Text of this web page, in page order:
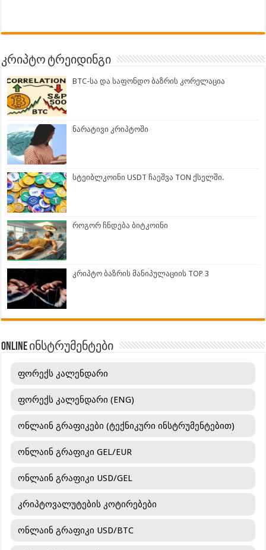
კრიპტო ტრეიდინგი
BTC-სა და საფონდო ბაზრის კორელაცია
ნარატივი კრიპტოში
სტეიბლკოინი USDT ჩაეშვა TON ქსელში.
როგორ ჩნდება ბიტკოინი
კრიპტო ბაზრის მანიპულაციის TOP 3
ONLINE ინსტრუმენტები
ფორექს კალენდარი
ფორექს კალენდარი (ENG)
ონლაინ გრაფიკები (ტექნიკური ინსტრუმენტებით)
ონლაინ გრაფიკი GEL/EUR
ონლაინ გრაფიკი USD/GEL
კრიპტოვალუტების კოტირებები
ონლაინ გრაფიკი USD/BTC